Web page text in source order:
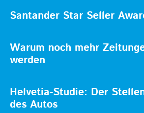
Santander Star Seller
Warum noch mehr
werden
Helvetia-Studie: Der
des Autos